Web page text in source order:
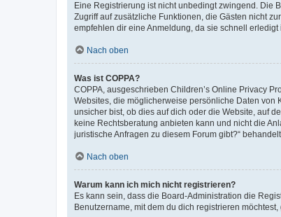
Eine Registrierung ist nicht unbedingt zwingend. Die
Zugriff auf zusätzliche Funktionen, die Gästen nicht
empfehlen dir eine Anmeldung, da sie schnell
Nach oben
Was ist COPPA?
COPPA, ausgeschrieben Children’s Online Privacy
Websites, die möglicherweise persönliche Daten
unsicher bist, ob dies auf dich oder die Website, auf
keine Rechtsberatung anbieten kann und nicht die
juristische Anfragen zu diesem Forum gibt?“
Nach oben
Warum kann ich mich nicht registrieren?
Es kann sein, dass die Board-Administration die
Benutzername, mit dem du dich registrieren